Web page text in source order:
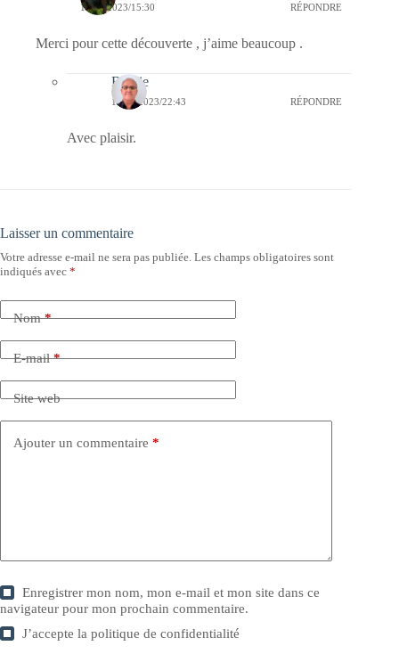
10/01/2023/15:30 RÉPONDRE
Merci pour cette découverte , j’aime beaucoup .
Bernie
10/01/2023/22:43 RÉPONDRE
Avec plaisir.
Laisser un commentaire
Votre adresse e-mail ne sera pas publiée. Les champs obligatoires sont
indiqués avec *
Nom*
E-mail*
Site web
Ajouter un commentaire *
Enregistrer mon nom, mon e-mail et mon site dans ce
navigateur pour mon prochain commentaire.
J’accepte lapolitique de confidentialité